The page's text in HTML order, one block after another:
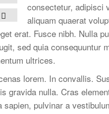
consectetur, adipisci
aliquam quaerat
erat. Fusce nibh. Nulla
sed quia consequuntur
ultrices.
lorem. In convallis.
gravida nulla. Cras
sapien, pulvinar a